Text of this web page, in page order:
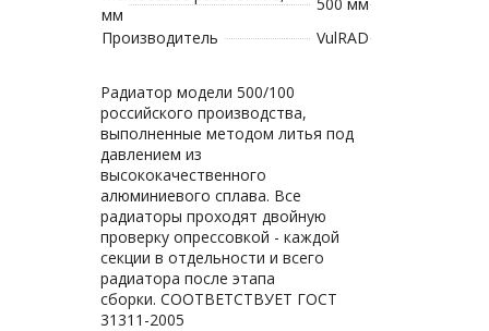
мм
Производитель
VulRAD
Радиатор модели 500/100
российского производства,
выполненные методом литья под
давлением из
высококачественного
алюминиевого сплава. Все
радиаторы проходят двойную
проверку опрессовкой - каждой
секции в отдельности и всего
радиатора после этапа
сборки. СООТВЕТСТВУЕТ ГОСТ
31311-2005